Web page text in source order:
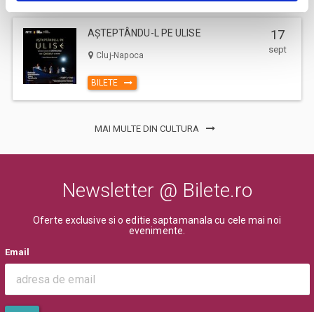
AȘTEPTÂNDU-L PE ULISE
Cluj-Napoca
BILETE
17
sept
MAI MULTE DIN CULTURA
Newsletter @ Bilete.ro
Oferte exclusive si o editie saptamanala cu cele mai noi
evenimente.
Email